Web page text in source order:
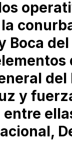
Boca del
del
y